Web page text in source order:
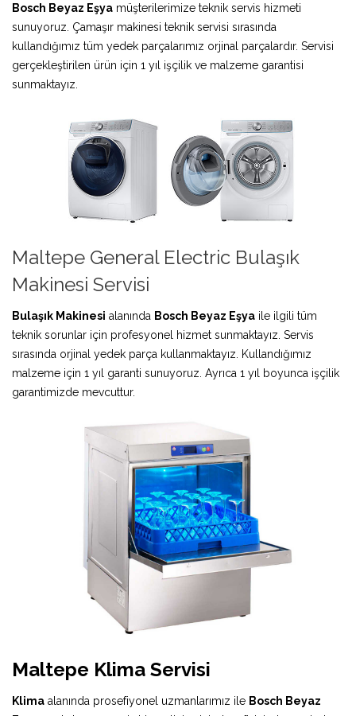
Bosch Beyaz Eşya müşterilerimize teknik servis hizmeti
sunuyoruz. Çamaşır makinesi teknik servisi sırasında
kullandığımız tüm yedek parçalarımız orjinal parçalardır. Servisi
gerçekleştirilen ürün için 1 yıl işçilik ve malzeme garantisi
sunmaktayız.
Maltepe General Electric Bulaşık
Makinesi Servisi
Bulaşık Makinesi alanında Bosch Beyaz Eşya ile ilgili tüm
teknik sorunlar için profesyonel hizmet sunmaktayız. Servis
sırasında orjinal yedek parça kullanmaktayız. Kullandığımız
malzeme için 1 yıl garanti sunuyoruz. Ayrıca 1 yıl boyunca işçilik
garantimizde mevcuttur.
Maltepe Klima Servisi
Klima alanında prosefiyonel uzmanlarımız ile Bosch Beyaz